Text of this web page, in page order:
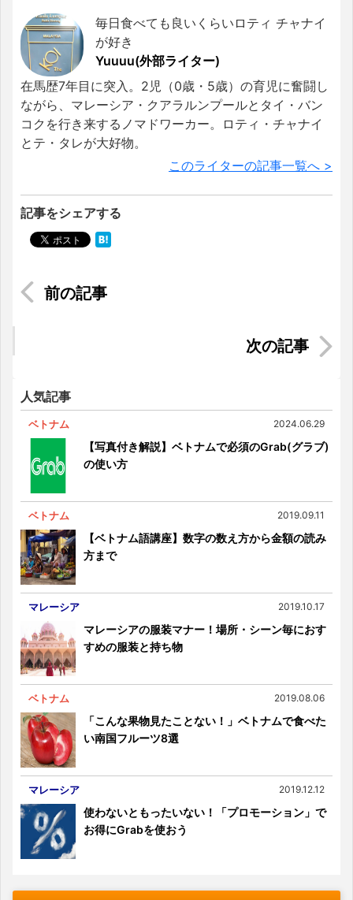
毎日食べても良いくらいロティ チャナイ
が好き
Yuuuu(外部ライター)
在馬歴7年目に突入。2児（0歳・5歳）の育児に奮闘し
ながら、マレーシア・クアラルンプールとタイ・バン
コクを行き来するノマドワーカー。ロティ・チャナイ
とテ・タレが大好物。
このライターの記事一覧へ >
記事をシェアする
インドネシアで10万円あればセレブ気分を味わえ
2人の子持ち主婦が語る！ベトナムでの子育ての魅
人気記事
ベトナム 2024.06.29
【写真付き解説】ベトナムで必須のGrab(グラブ)
の使い方
ベトナム 2019.09.11
【ベトナム語講座】数字の数え方から金額の読み
方まで
マレーシア 2019.10.17
マレーシアの服装マナー！場所・シーン毎におす
すめの服装と持ち物
ベトナム 2019.08.06
「こんな果物見たことない！」ベトナムで食べた
い南国フルーツ8選
マレーシア 2019.12.12
使わないともったいない！「プロモーション」で
お得にGrabを使おう